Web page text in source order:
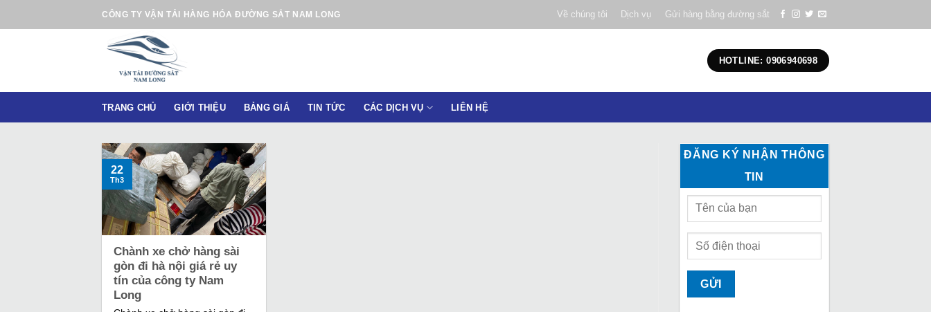
n
CÔNG TY VẬN TẢI HÀNG HÓA ĐƯỜNG SẮT NAM LONG Về chúng tôi Dịch vụ Gửi hàng bằng đường sắt
HOTLINE: 0906940698
TRANG CHỦ GIỚI THIỆU BẢNG GIÁ TIN TỨC CÁC DỊCH VỤ LIÊN HỆ
Chành xe chở hàng sài
gòn đi hà nội giá rẻ uy
tín của công ty Nam
Long
22
Th3
ĐĂNG KÝ NHẬN THÔNG
TIN